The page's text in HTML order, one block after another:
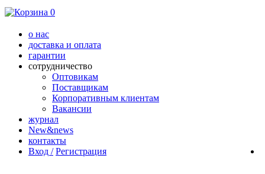
0
о нас
доставка и оплата
гарантии
сотрудничество
Оптовикам
Поставщикам
Корпоративным клиентам
Вакансии
журнал
New&news
контакты
Вход / Регистрация